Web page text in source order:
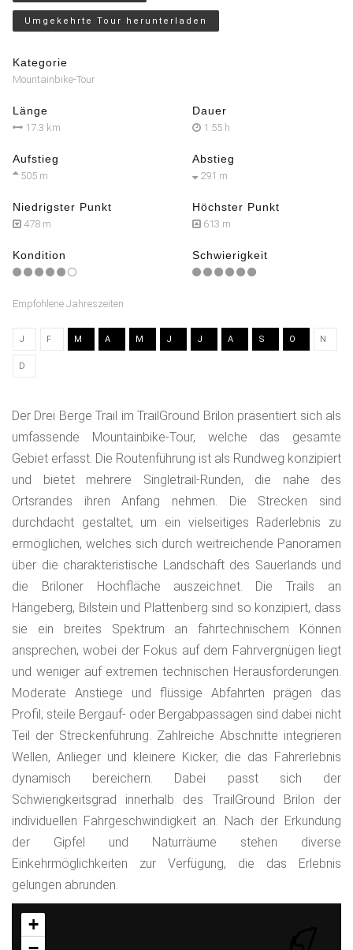
Umgekehrte Tour herunterladen
Kategorie
Mountainbike-Tour
Länge
17.3 km
Dauer
1:55 h
Aufstieg
505 m
Abstieg
291 m
Niedrigster Punkt
478 m
Höchster Punkt
613 m
Kondition Schwierigkeit
Empfohlene Jahreszeiten
J F M A M J J A S O N
D
Der Drei Berge Trail im TrailGround Brilon präsentiert sich als
umfassende Mountainbike-Tour, welche das gesamte
Gebiet erfasst. Die Routenführung ist als Rundweg konzipiert
und bietet mehrere Singletrail-Runden, die nahe des
Ortsrandes ihren Anfang nehmen. Die Strecken sind
durchdacht gestaltet, um ein vielseitiges Raderlebnis zu
ermöglichen, welches sich durch weitreichende Panoramen
über die charakteristische Landschaft des Sauerlands und
die Briloner Hochfläche auszeichnet. Die Trails an
Hängeberg, Bilstein und Plattenberg sind so konzipiert, dass
sie ein breites Spektrum an fahrtechnischem Können
ansprechen, wobei der Fokus auf dem Fahrvergnügen liegt
und weniger auf extremen technischen Herausforderungen.
Moderate Anstiege und flüssige Abfahrten prägen das
Profil; steile Bergauf- oder Bergabpassagen sind dabei nicht
Teil der Streckenführung. Zahlreiche Abschnitte integrieren
Wellen, Anlieger und kleinere Kicker, die das Fahrerlebnis
dynamisch bereichern. Dabei passt sich der
Schwierigkeitsgrad innerhalb des TrailGround Brilon der
individuellen Fahrgeschwindigkeit an. Nach der Erkundung
der Gipfel und Naturräume stehen diverse
Einkehrmöglichkeiten zur Verfügung, die das Erlebnis
gelungen abrunden.
+